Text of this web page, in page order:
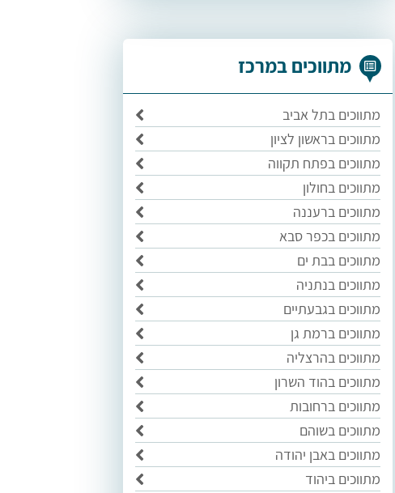
מתווכים במרכז
מתווכים בתל אביב
מתווכים בראשון לציון
מתווכים בפתח תקווה
מתווכים בחולון
מתווכים ברעננה
מתווכים בכפר סבא
מתווכים בבת ים
מתווכים בנתניה
מתווכים בגבעתיים
מתווכים ברמת גן
מתווכים בהרצליה
מתווכים בהוד השרון
מתווכים ברחובות
מתווכים בשוהם
מתווכים באבן יהודה
מתווכים ביהוד